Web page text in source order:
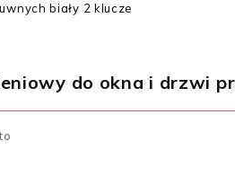
biały 2 klucze
do okna i drzwi